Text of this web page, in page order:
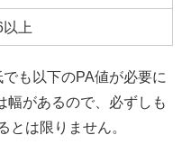
以上
も以下のPA値が必要に
幅があるので、必ずしも
とは限りません。